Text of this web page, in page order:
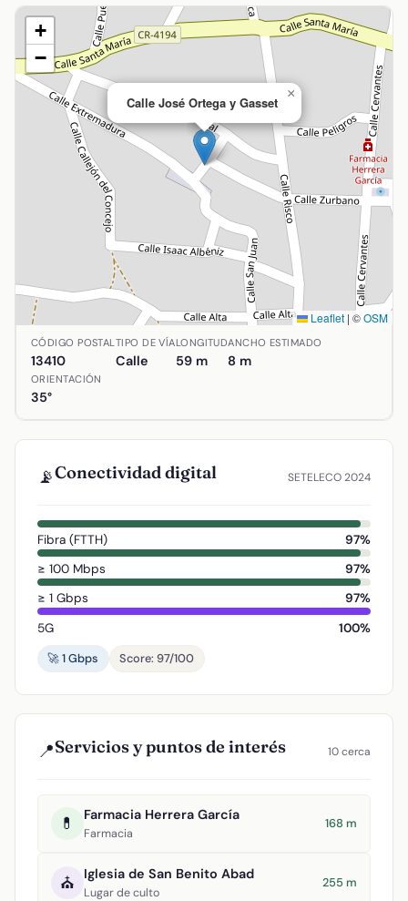
Calle José Ortega y Gasset
×
+
−
Leaflet | ©OSM
Ubicación de Calle José Ortega y Gasset en Agudo,
CÓDIGO POSTAL
13410
TIPO DE VÍA
Calle
LONGITUD
59 m
ANCHO ESTIMADO
8 m
ORIENTACIÓN
35°
📡Conectividad digital SETELECO 2024
Fibra (FTTH)
97%
≥ 100 Mbps
97%
≥ 1 Gbps
97%
5G
100%
🚀 1 Gbps
Score: 97/100
📍Servicios y puntos de interés 10 cerca
💊 Farmacia Herrera García
Farmacia
168 m
⛪ Iglesia de San Benito Abad
Lugar de culto
255 m